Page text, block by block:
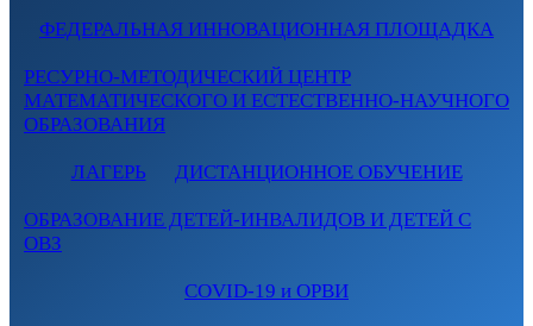
ФЕДЕРАЛЬНАЯ ИННОВАЦИОННАЯ ПЛОЩАДКА
РЕСУРНО-МЕТОДИЧЕСКИЙ ЦЕНТР
МАТЕМАТИЧЕСКОГО И ЕСТЕСТВЕННО-НАУЧНОГО
ОБРАЗОВАНИЯ
ЛАГЕРЬ ДИСТАНЦИОННОЕ ОБУЧЕНИЕ
ОБРАЗОВАНИЕ ДЕТЕЙ-ИНВАЛИДОВ И ДЕТЕЙ С
ОВЗ
COVID-19 и ОРВИ